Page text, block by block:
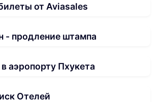
от Aviasales
- продление штампа
аэропорту Пхукета
Отелей